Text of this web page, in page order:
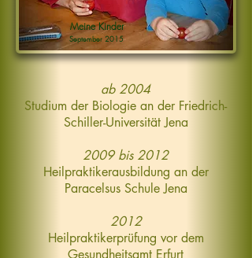
Meine Kinder
September 2015
ab 2004
Studium der Biologie an der Friedrich-
Schiller-Universität Jena
2009 bis 2012
Heilpraktikerausbildung an der
Paracelsus Schule Jena
2012
Heilpraktikerprüfung vor dem
Gesundheitsamt Erfurt